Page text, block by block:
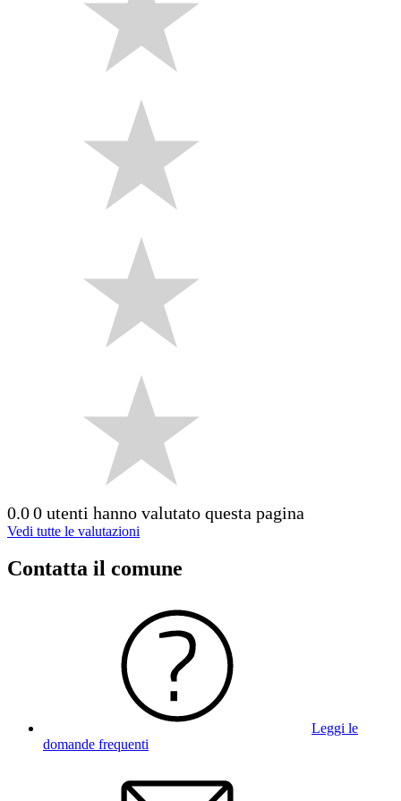
0.00 utenti hanno valutato questa pagina
Vedi tutte le valutazioni
Contatta il comune
Leggi le
domande frequenti